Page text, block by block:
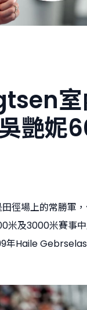
室
艷妮
徑場上的常勝軍
米及3000米賽事
年Haile